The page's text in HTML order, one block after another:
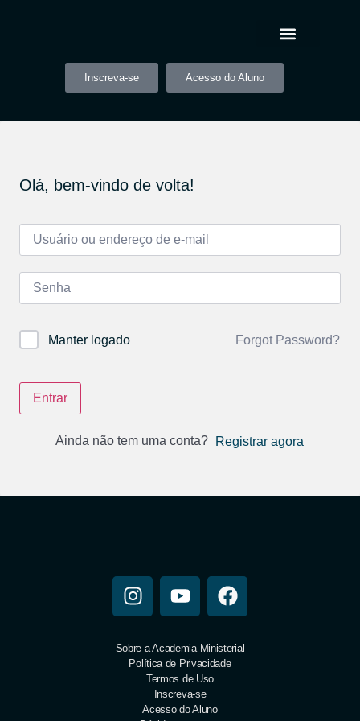
Inscreva-se Acesso do Aluno
Olá, bem-vindo de volta!
Manter logado Forgot Password?
Entrar
Ainda não tem uma conta? Registrar agora
Sobre a Academia Ministerial
Política de Privacidade
Termos de Uso
Inscreva-se
Acesso do Aluno